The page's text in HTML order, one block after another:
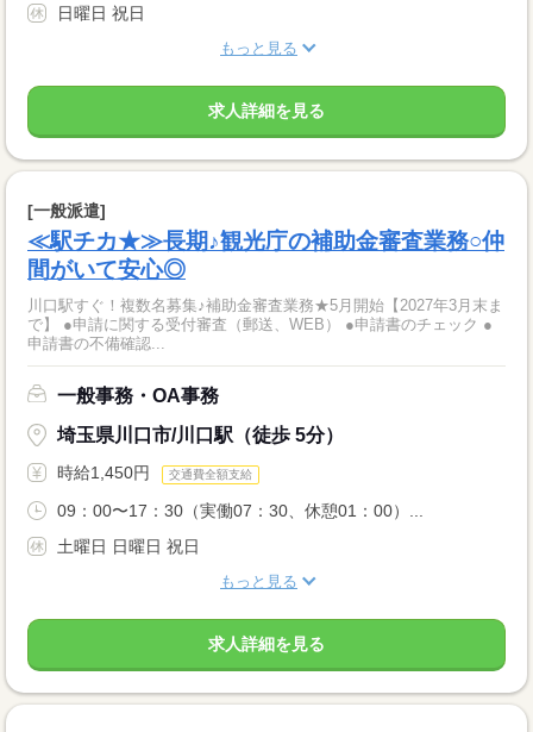
日曜日 祝日
もっと見る
求人詳細を見る
[一般派遣]
≪駅チカ★≫長期♪観光庁の補助金審査業務○仲
間がいて安心◎
川口駅すぐ！複数名募集♪補助金審査業務★5月開始【2027年3月末ま
で】 ●申請に関する受付審査（郵送、WEB） ●申請書のチェック ●
申請書の不備確認...
一般事務・OA事務
埼玉県川口市/川口駅（徒歩 5分）
時給1,450円 交通費全額支給
09：00〜17：30（実働07：30、休憩01：00）...
土曜日 日曜日 祝日
もっと見る
求人詳細を見る